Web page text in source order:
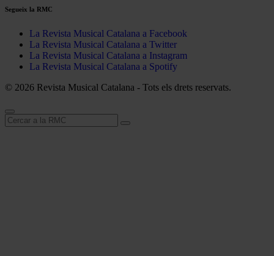
Segueix la RMC
La Revista Musical Catalana a Facebook
La Revista Musical Catalana a Twitter
La Revista Musical Catalana a Instagram
La Revista Musical Catalana a Spotify
© 2026 Revista Musical Catalana - Tots els drets reservats.
Cerca